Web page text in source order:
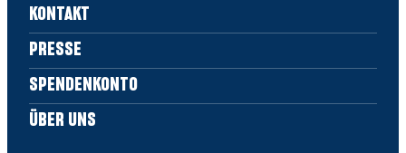
KONTAKT
PRESSE
SPENDENKONTO
ÜBER UNS